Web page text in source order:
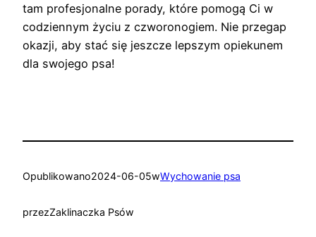
tam profesjonalne porady, które pomogą Ci w
codziennym życiu z czworonogiem. Nie przegap
okazji, aby stać się jeszcze lepszym opiekunem
dla swojego psa!
Opublikowano2024-06-05wWychowanie psa
przezZaklinaczka Psów